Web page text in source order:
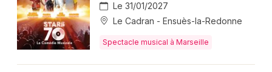
Le 31/01/2027
Le Cadran - Ensuès-la-Redonne
Spectacle musical à Marseille